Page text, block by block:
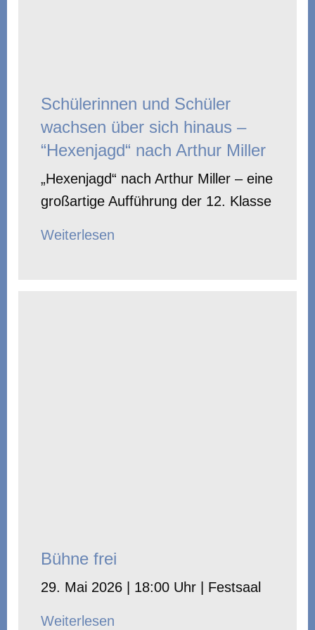
Schülerinnen und Schüler
wachsen über sich hinaus –
“Hexenjagd“ nach Arthur Miller
„Hexenjagd“ nach Arthur Miller – eine
großartige Aufführung der 12. Klasse
Weiterlesen
Bühne frei
29. Mai 2026 | 18:00 Uhr | Festsaal
Weiterlesen